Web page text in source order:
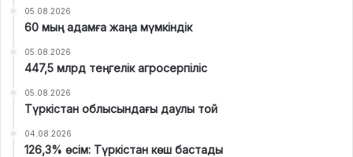
05.08.2026
60 мың адамға жаңа мүмкіндік
05.08.2026
447,5 млрд теңгелік агросерпіліс
05.08.2026
Түркістан облысындағы даулы той
04.08.2026
126,3% өсім: Түркістан көш бастады